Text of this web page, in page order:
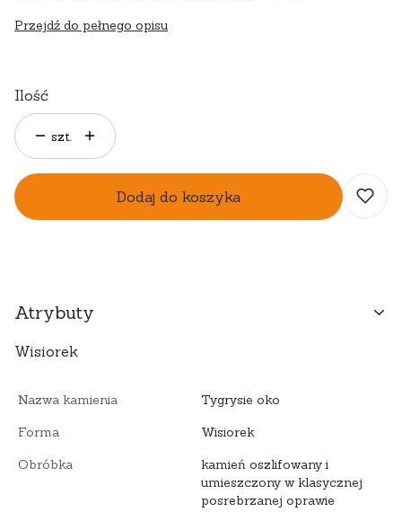
Przejdź do pełnego opisu
Ilość
szt.
Dodaj do koszyka
Atrybuty
Wisiorek
Nazwa kamienia
Tygrysie oko
Forma
Wisiorek
Obróbka
kamień oszlifowany i
umieszczony w klasycznej
posrebrzanej oprawie